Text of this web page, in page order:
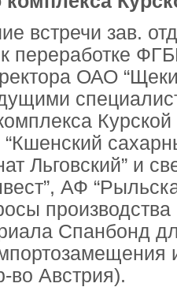
встречи зав.
к переработке
ОАО
Льговский” и
АФ
производства
Спанбонд
во Австрия).